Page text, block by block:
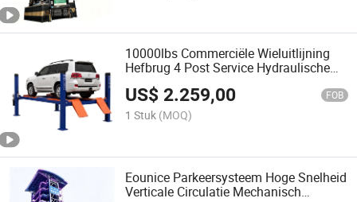
10000lbs Commerciële Wieluitlijning
Hefbrug 4 Post Service Hydraulische
Hefbrug
US$2.259,00 FOB
1 Stuk (MOQ)
Eounice Parkeersysteem Hoge Snelheid
Verticale Circulatie Mechanisch